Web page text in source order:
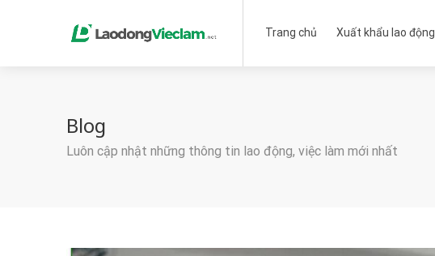
Trang chủ Xuất khẩu lao động
Blog
Luôn cập nhật những thông tin lao động, việc làm mới nhất